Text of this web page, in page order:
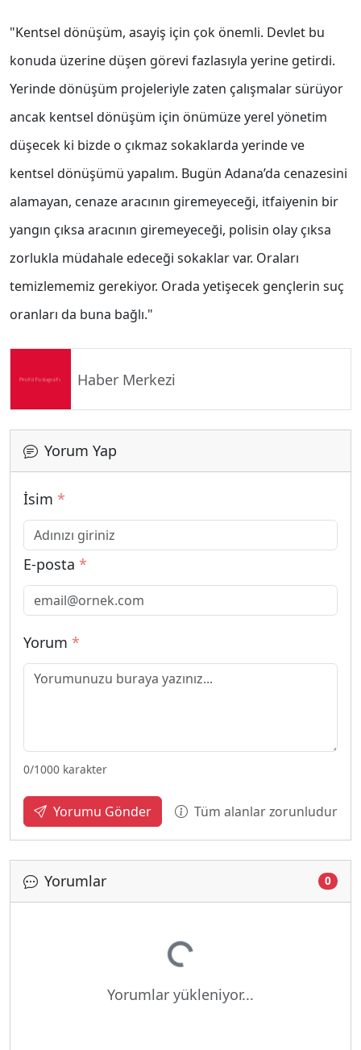
"Kentsel dönüşüm, asayiş için çok önemli. Devlet bu
konuda üzerine düşen görevi fazlasıyla yerine getirdi.
Yerinde dönüşüm projeleriyle zaten çalışmalar sürüyor
ancak kentsel dönüşüm için önümüze yerel yönetim
düşecek ki bizde o çıkmaz sokaklarda yerinde ve
kentsel dönüşümü yapalım. Bugün Adana’da cenazesini
alamayan, cenaze aracının giremeyeceği, itfaiyenin bir
yangın çıksa aracının giremeyeceği, polisin olay çıksa
zorlukla müdahale edeceği sokaklar var. Oraları
temizlememiz gerekiyor. Orada yetişecek gençlerin suç
oranları da buna bağlı."
Haber Merkezi
Yorum Yap
İsim *
E-posta *
Yorum *
0/1000 karakter
Yorumu Gönder Tüm alanlar zorunludur
Yorumlar 0
Yükleniyor...
Yorumlar yükleniyor...